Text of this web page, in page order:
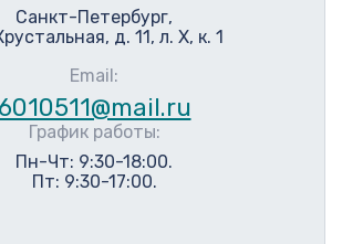
Санкт-Петербург,
д. 11, л. Х, к. 1
Email:
6010511@mail.ru
График работы:
Пн-Чт: 9:30-18:00.
Пт: 9:30-17:00.